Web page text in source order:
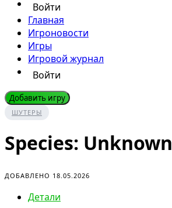
Войти
Главная
Игроновости
Игры
Игровой журнал
Войти
Добавить игру
ШУТЕРЫ
Species: Unknown
ДОБАВЛЕНО 18.05.2026
Детали